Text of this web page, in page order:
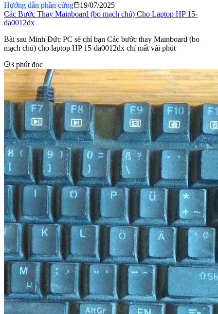
Hướng dẫn phần cứng
19/07/2025
Các Bước Thay Mainboard (bo mạch chủ) Cho Laptop HP 15-
da0012dx
Bài sau Minh Đức PC sẽ chỉ bạn Các bước thay Mainboard (bo
mạch chủ) cho laptop HP 15-da0012dx chỉ mất vài phút
3 phút đọc